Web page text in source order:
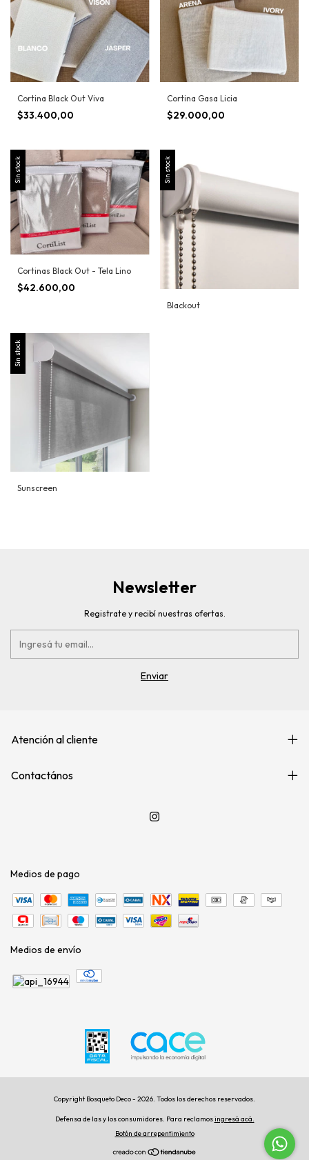
Cortina Black Out Viva
$33.400,00
Cortina Gasa Licia
$29.000,00
Sin stock
Cortinas Black Out - Tela Lino
$42.600,00
Sin stock
Blackout
Sin stock
Sunscreen
Newsletter
Registrate y recibí nuestras ofertas.
Atención al cliente
Contactános
Medios de pago
Medios de envío
Copyright Bosqueto Deco - 2026. Todos los derechos reservados.
Defensa de las y los consumidores. Para reclamosingresá acá.
Botón de arrepentimiento